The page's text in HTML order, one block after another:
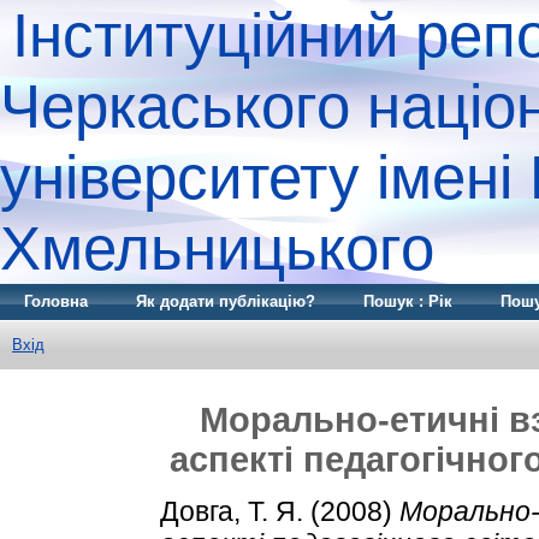
Інституційний
Черкаського
університету
Хмельницького
Головна Як додати публікацію? Пошук : Рік
Вхід
Морально-етичні
аспекті
Довга, Т. Я. (2008)